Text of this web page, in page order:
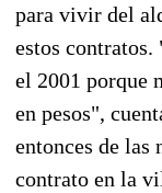
para vivir del
estos contratos.
el 2001 porque
en pesos",
entonces de las
contrato en la